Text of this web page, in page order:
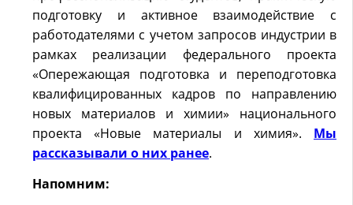
подготовку и активное взаимодействие с
работодателями с учетом запросов индустрии в
рамках реализации федерального проекта
«Опережающая подготовка и переподготовка
квалифицированных кадров по направлению
новых материалов и химии» национального
проекта «Новые материалы и химия». Мы
рассказывали о них ранее.
Напомним: